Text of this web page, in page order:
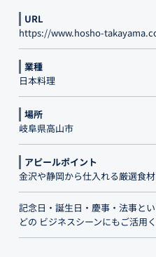
URL
https://www.hosho-
業種
日本料理
場所
岐阜県高山市
アピールポイント
金沢や静岡から仕入れる厳選食
記念日・誕生日・慶事・法事と
どの ビジネスシーンにもご活用く